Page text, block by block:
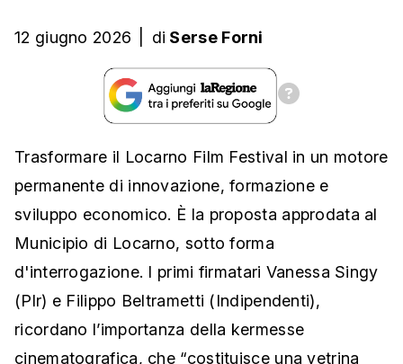
12 giugno 2026 di Serse Forni
Trasformare il Locarno Film Festival in un motore
permanente di innovazione, formazione e
sviluppo economico. È la proposta approdata al
Municipio di Locarno, sotto forma
d'interrogazione. I primi firmatari Vanessa Singy
(Plr) e Filippo Beltrametti (Indipendenti),
ricordano l’importanza della kermesse
cinematografica, che “costituisce una vetrina